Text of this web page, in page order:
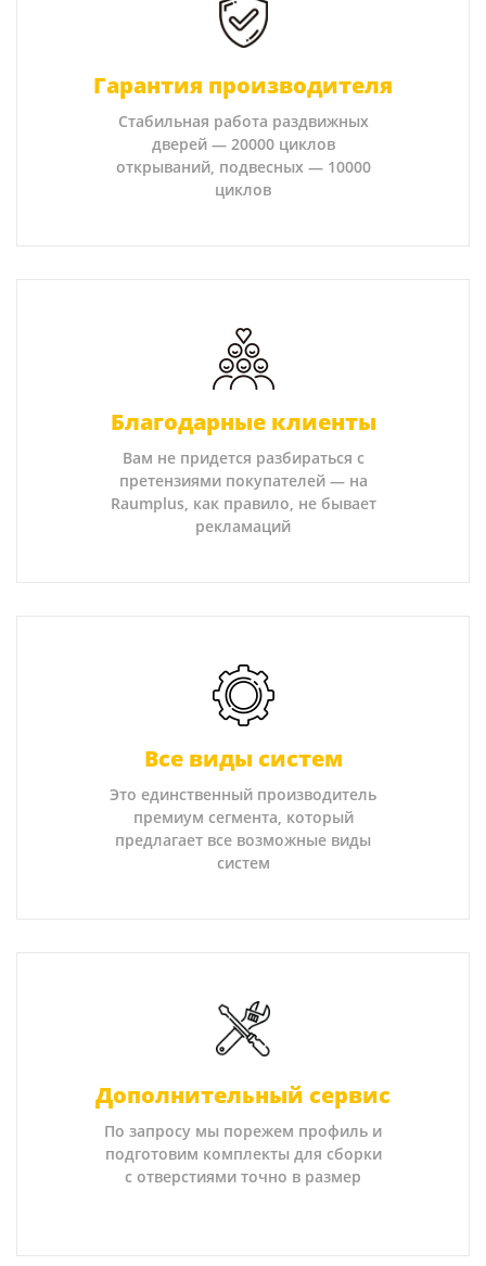
Гарантия производителя
Стабильная работа раздвижных
дверей — 20000 циклов
открываний, подвесных — 10000
циклов
Благодарные клиенты
Вам не придется разбираться с
претензиями покупателей — на
Raumplus, как правило, не бывает
рекламаций
Все виды систем
Это единственный производитель
премиум сегмента, который
предлагает все возможные виды
систем
Дополнительный сервис
По запросу мы порежем профиль и
подготовим комплекты для сборки
с отверстиями точно в размер